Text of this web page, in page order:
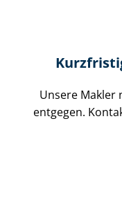
Unsere Makler
entgegen.